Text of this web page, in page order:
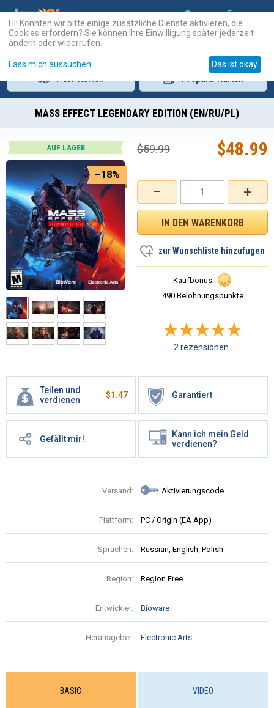
MASS EFFECT LEGENDARY EDITION (EN/RU/PL)
AUF LAGER
–18%
Teilen und
verdienen
$1.47 Garantiert
Gefällt mir!
Kann ich mein Geld
verdienen?
Versand: Aktivierungscode
Plattform: PC / Origin (EA App)
Sprachen: Russian, English, Polish
Region: Region Free
Entwickler: Bioware
Herausgeber: Electronic Arts
+
−
$48.99
$59.99
zur Wunschliste hinzufugen
Kaufbonus :
490 Belohnungspunkte
2 rezensionen
BASIC VIDEO
Hi! Könnten wir bitte einige zusätzliche Dienste aktivieren, die
Cookies erfordern? Sie können Ihre Einwilligung später jederzeit
ändern oder widerrufen.
Lass mich aussuchen Das ist okay